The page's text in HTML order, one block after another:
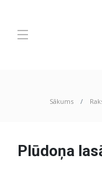
Sākums
Plūdoņa